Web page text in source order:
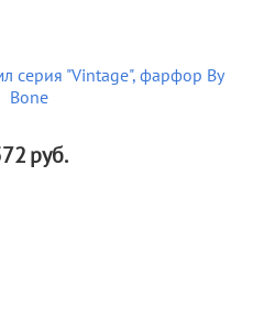
серия "Vintage", фарфор By
Bone
руб.